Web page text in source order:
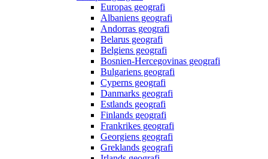
Europas geografi
Albaniens geografi
Andorras geografi
Belarus geografi
Belgiens geografi
Bosnien-Hercegovinas geografi
Bulgariens geografi
Cyperns geografi
Danmarks geografi
Estlands geografi
Finlands geografi
Frankrikes geografi
Georgiens geografi
Greklands geografi